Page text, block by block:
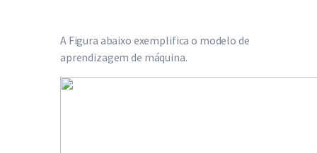
A Figura abaixo exemplifica o modelo de
aprendizagem de máquina.